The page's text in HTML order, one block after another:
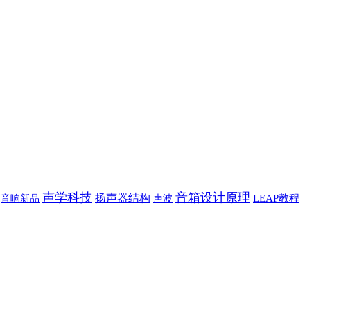
音响新品 声学科技 扬声器结构 声波 音箱设计原理 LEAP教程